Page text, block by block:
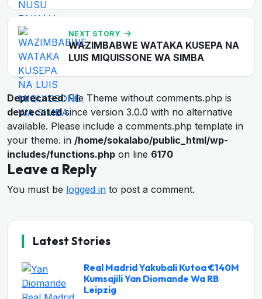
NEXT STORY
WAZIMBABWE WATAKA KUSEPA NA
LUIS MIQUISSONE WA SIMBA
Deprecated: File Theme without comments.php is
deprecatedsince version 3.0.0 with no alternative
available. Please include a comments.php template in
your theme. in /home/sokalabo/public_html/wp-
includes/functions.php on line 6170
Leave a Reply
You must be logged in to post a comment.
Latest Stories
Real Madrid Yakubali Kutoa €140M
Kumsajili Yan Diomande Wa RB
Leipzig